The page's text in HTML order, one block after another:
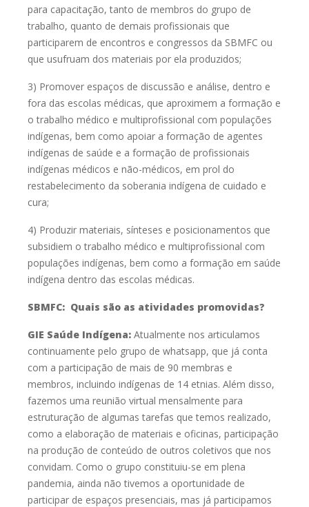
para capacitação, tanto de membros do grupo de
trabalho, quanto de demais profissionais que
participarem de encontros e congressos da SBMFC ou
que usufruam dos materiais por ela produzidos;
3) Promover espaços de discussão e análise, dentro e
fora das escolas médicas, que aproximem a formação e
o trabalho médico e multiprofissional com populações
indígenas, bem como apoiar a formação de agentes
indígenas de saúde e a formação de profissionais
indígenas médicos e não-médicos, em prol do
restabelecimento da soberania indígena de cuidado e
cura;
4) Produzir materiais, sínteses e posicionamentos que
subsidiem o trabalho médico e multiprofissional com
populações indígenas, bem como a formação em saúde
indígena dentro das escolas médicas.
SBMFC: Quais são as atividades promovidas?
GIE Saúde Indígena:Atualmente nos articulamos
continuamente pelo grupo de whatsapp, que já conta
com a participação de mais de 90 membras e
membros, incluindo indígenas de 14 etnias. Além disso,
fazemos uma reunião virtual mensalmente para
estruturação de algumas tarefas que temos realizado,
como a elaboração de materiais e oficinas, participação
na produção de conteúdo de outros coletivos que nos
convidam. Como o grupo constituiu-se em plena
pandemia, ainda não tivemos a oportunidade de
participar de espaços presenciais, mas já participamos